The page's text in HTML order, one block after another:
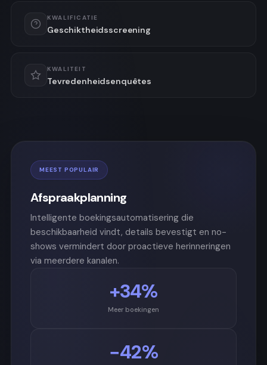
KWALIFICATIE
Geschiktheidsscreening
KWALITEIT
Tevredenheidsenquêtes
MEEST POPULAIR
Afspraakplanning
Intelligente boekingsautomatisering die
beschikbaarheid vindt, details bevestigt en no-
shows vermindert door proactieve herinneringen
via meerdere kanalen.
+34%
Meer boekingen
−42%